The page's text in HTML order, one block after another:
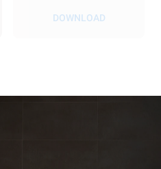
连接到的电网的能源组合；
DOWNLOAD